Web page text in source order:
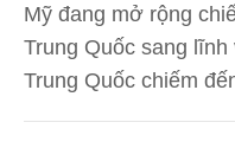
Mỹ đang mở rộng
Trung Quốc sang
Trung Quốc chiếm